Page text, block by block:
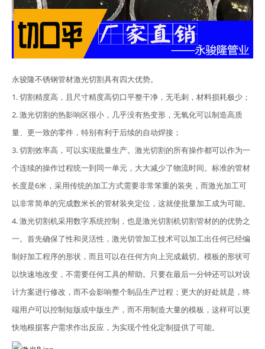
永骏隆不锈钢管材激光切割具有四大优势。
1. 切割精度高，且尺寸精度高切口平整干净，无毛刺，材料损耗极少；
2. 激光切割的热影响区很小，几乎没有热变形，无氧化可以制造高质
量、更一致的零件，特别有利于后续的自动焊接；
3. 切割效率高，可以实现批量生产。激光切割的所有操作都可以作为一
个连续的操作过程统一到同一单元，大大减少了物流时间。标准的管材
长度是6米，采用传统的加工方式需要非常笨重的装夹，而激光加工可
以非常简单的完成数米长的管材装夹定位，这就使批量加工成为可能。
4. 激光切割机采用数字系统控制，也是激光切割机切割管材的的优势之
一。首先确保了性和灵活性，激光切管加工技术可以加工出任何已经编
制好加工程序的形状，而且可以在任何方向上完成裁切。模板的形状可
以快速地改变，不需要任何工具的帮助。只要在最后一分钟还可以对设
计方案进行修改，而不会影响整个制品生产过程；更大的好处就是，终
端用户可以控制短版或中版生产，而不用制造大量的模板，这样可以更
快地根据客户需求作出反应，为实现个性化定制提供了可能。